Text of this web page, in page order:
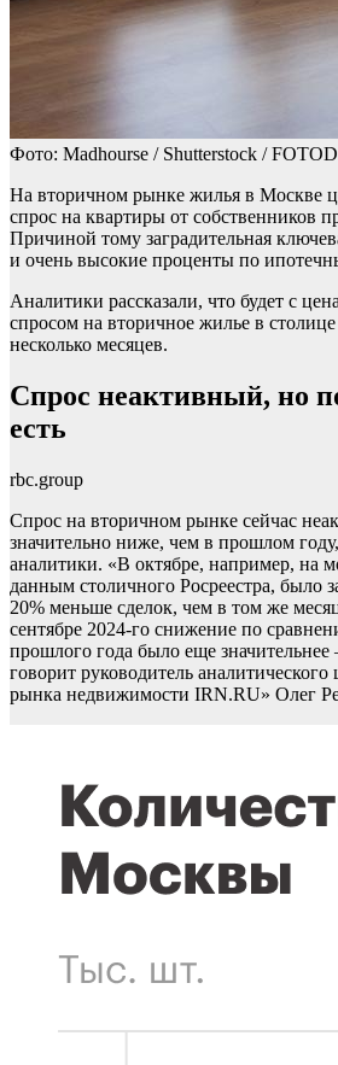
Фото: Madhourse / Shutterstock /
На вторичном рынке жилья в Москве
спрос на квартиры от собственников
Причиной тому заградительная
и очень высокие проценты по
Аналитики рассказали, что будет с
спросом на вторичное жилье в
несколько месяцев.
Спрос неактивный, но
есть
rbc.group
Спрос на вторичном рынке сейчас
значительно ниже, чем в прошлом
аналитики. «В октябре, например, на
данным столичного Росреестра, было
20% меньше сделок, чем в том же
сентябре 2024-го снижение по
прошлого года было еще
говорит руководитель
рынка недвижимости IRN.RU» Олег